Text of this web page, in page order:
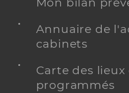
Mon bilan
Annuaire de
cabinets
Carte des lieux
programmés